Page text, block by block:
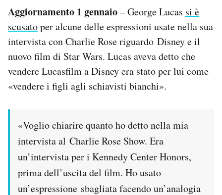
CALENDARIO
AREA PERSONALE
Area Personale
Newsletter
Hai bisogno di aiuto?
Esci
Aggiornamento 1 gennaio– George Lucas si è
scusatoper alcune delle espressioni usate nella sua
intervista con Charlie Rose riguardo Disney e il
nuovo film di Star Wars. Lucas aveva detto che
vendere Lucasfilm a Disney era stato per lui come
«vendere i figli agli schiavisti bianchi».
«Voglio chiarire quanto ho detto nella mia
intervista al Charlie Rose Show. Era
un’intervista per i Kennedy Center Honors,
prima dell’uscita del film. Ho usato
un’espressione sbagliata facendo un’analogia